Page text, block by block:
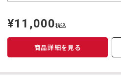
定
価
¥11,000税込
商品詳細を見る